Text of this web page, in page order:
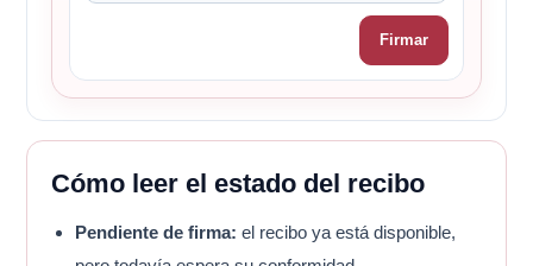
Firmar
Cómo leer el estado del recibo
Pendiente de firma: el recibo ya está disponible,